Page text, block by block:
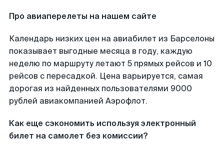
Про авиаперелеты на нашем сайте
Календарь низких цен на авиабилет из Барселоны
показывает выгодные месяца в году, каждую
неделю по маршруту летают 5 прямых рейсов и 10
рейсов с пересадкой. Цена варьируется, самая
дорогая из найденных пользователями 9000
рублей авиакомпанией Аэрофлот.
Как еще сэкономить используя электронный
билет на самолет без комиссии?